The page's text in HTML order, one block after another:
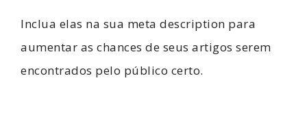
Inclua elas na sua meta description para
aumentar as chances de seus artigos serem
encontrados pelo público certo.